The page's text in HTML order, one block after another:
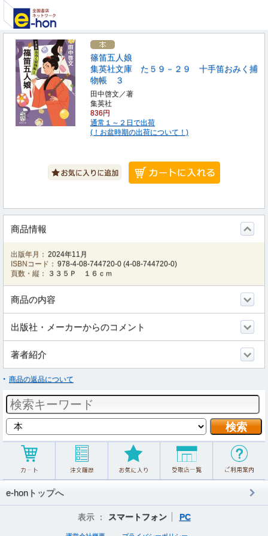
篠笛五人娘
集英社文庫 た５９－２９ 十手笛おみく捕
物帳 ３
田中啓文／著
集英社
836円
通常１～２日で出荷
(！お盆時期の出荷について！)
商品情報
出版年月： 2024年11月
ISBNコード： 978-4-08-744720-0 (4-08-744720-0)
頁数・縦：
３３５Ｐ １６ｃｍ
商品の内容
出版社・メーカーからのコメント
著者紹介
商品の返品について
e-honトップへ
表示 ： スマートフォン PC